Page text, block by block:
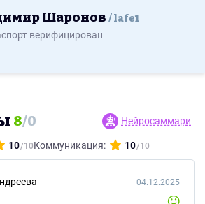
Шаронов lafe1
верифицирован
8/0 Нейросаммари
10 Коммуникация: 10
04.12.2025